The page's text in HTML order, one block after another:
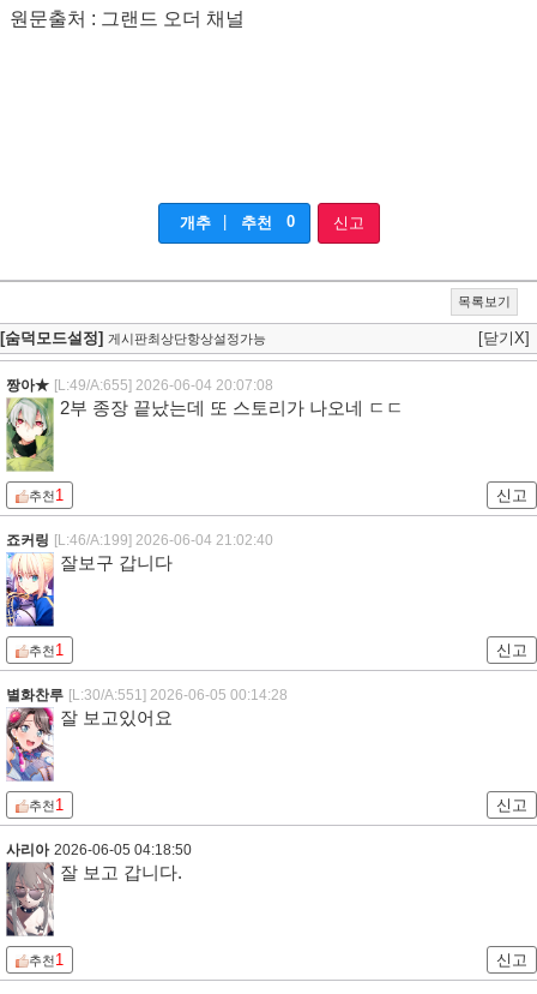
원문출처 : 그랜드 오더 채널
개추 | 추천 0 신고
목록보기
[숨덕모드설정] 게시판최상단항상설정가능 [닫기X]
짱아★ [L:49/A:655] 2026-06-04 20:07:08
2부 종장 끝났는데 또 스토리가 나오네 ㄷㄷ
추천1 신고
죠커링 [L:46/A:199] 2026-06-04 21:02:40
잘보구 갑니다
추천1 신고
별화찬루 [L:30/A:551] 2026-06-05 00:14:28
잘 보고있어요
추천1 신고
사리아 2026-06-05 04:18:50
잘 보고 갑니다.
추천1 신고